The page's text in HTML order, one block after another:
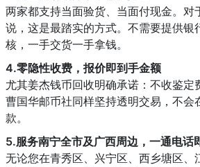
两家都支持当面验货、当面付现金。对
说，这是最踏实的方式。不需要提供银
核，一手交货一手拿钱。
4.零隐性收费，报价即到手金额
尤其姜杰钱币回收明确承诺：不收鉴定
曹国华邮币社同样坚持透明交易，不会
款。
5.服务南宁全市及广西周边，一通电话
无论您在青秀区、兴宁区、西乡塘区、